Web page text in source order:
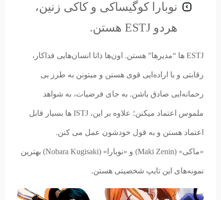
نوبارا کوگیساکی و کاکی زنین،
هردو ESTJ هستن.
ESTJ ها “مدیرها” هستن. اون‌ها ذاتا انسان‌هایی فداکار،
رقابتی و با اراده‌ایی قوی هستن و میتونن به طرز بی
رحمانه‌ایی صادق باشن. به جای فرضیات، به شواهد
ملموس اعتماد میکنن؛ علاوه بر این، ISTJ ها بسیار قابل
اعتماد هستن و به قول خودشون عمل می کنن.
«ماکی» ( Maki Zenin) و «نوبارا» (Nobara Kugisaki) بهترین
نمونه‌های این تایپ شخصیتی هستن.